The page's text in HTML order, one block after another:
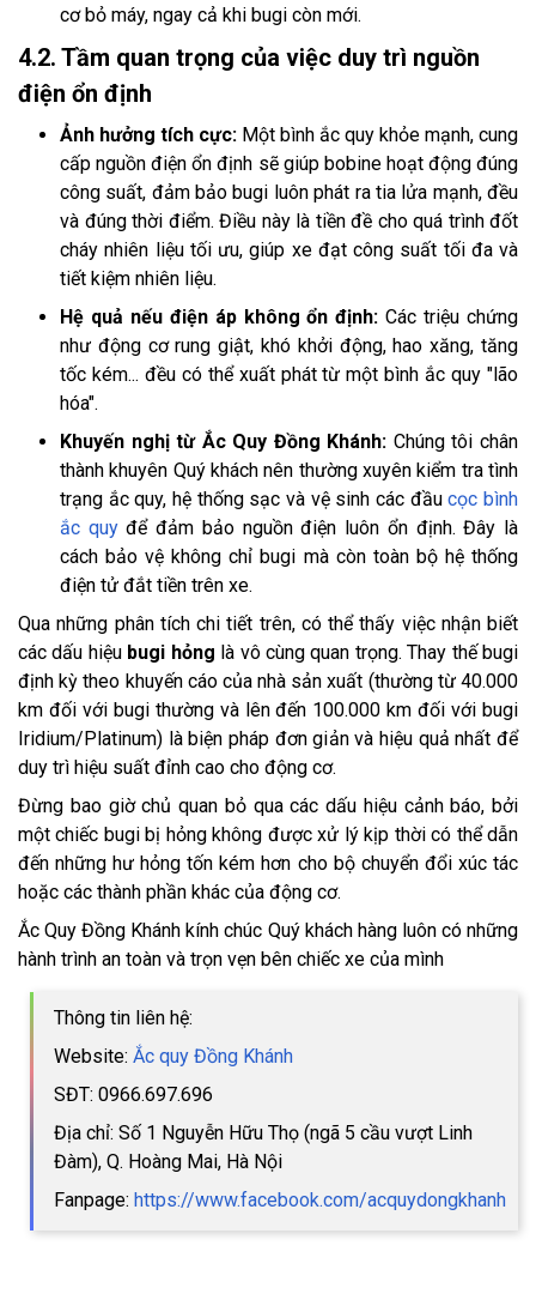
cơ bỏ máy, ngay cả khi bugi còn mới.
4.2. Tầm quan trọng của việc duy trì nguồn
điện ổn định
Ảnh hưởng tích cực: Một bình ắc quy khỏe mạnh, cung
cấp nguồn điện ổn định sẽ giúp bobine hoạt động đúng
công suất, đảm bảo bugi luôn phát ra tia lửa mạnh, đều
và đúng thời điểm. Điều này là tiền đề cho quá trình đốt
cháy nhiên liệu tối ưu, giúp xe đạt công suất tối đa và
tiết kiệm nhiên liệu.
Hệ quả nếu điện áp không ổn định: Các triệu chứng
như động cơ rung giật, khó khởi động, hao xăng, tăng
tốc kém... đều có thể xuất phát từ một bình ắc quy "lão
hóa".
Khuyến nghị từ Ắc Quy Đồng Khánh: Chúng tôi chân
thành khuyên Quý khách nên thường xuyên kiểm tra tình
trạng ắc quy, hệ thống sạc và vệ sinh các đầucọc bình
ắc quyđể đảm bảo nguồn điện luôn ổn định. Đây là
cách bảo vệ không chỉ bugi mà còn toàn bộ hệ thống
điện tử đắt tiền trên xe.
Qua những phân tích chi tiết trên, có thể thấy việc nhận biết
các dấu hiệu bugi hỏng là vô cùng quan trọng. Thay thế bugi
định kỳ theo khuyến cáo của nhà sản xuất (thường từ 40.000
km đối với bugi thường và lên đến 100.000 km đối với bugi
Iridium/Platinum) là biện pháp đơn giản và hiệu quả nhất để
duy trì hiệu suất đỉnh cao cho động cơ.
Đừng bao giờ chủ quan bỏ qua các dấu hiệu cảnh báo, bởi
một chiếc bugi bị hỏng không được xử lý kịp thời có thể dẫn
đến những hư hỏng tốn kém hơn cho bộ chuyển đổi xúc tác
hoặc các thành phần khác của động cơ.
Ắc Quy Đồng Khánh kính chúc Quý khách hàng luôn có những
hành trình an toàn và trọn vẹn bên chiếc xe của mình
Thông tin liên hệ:
Website: Ắc quy Đồng Khánh
SĐT: 0966.697.696
Địa chỉ: Số 1 Nguyễn Hữu Thọ (ngã 5 cầu vượt Linh
Đàm), Q. Hoàng Mai, Hà Nội
Fanpage: https://www.facebook.com/acquydongkhanh